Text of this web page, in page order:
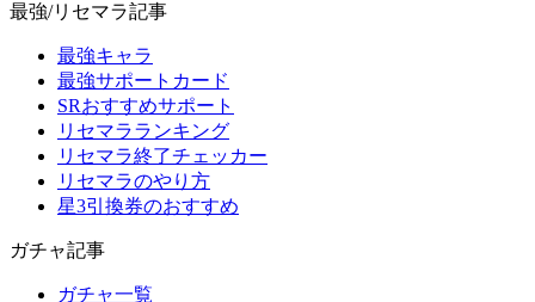
最強/リセマラ記事
最強キャラ
最強サポートカード
SRおすすめサポート
リセマラランキング
リセマラ終了チェッカー
リセマラのやり方
星3引換券のおすすめ
ガチャ記事
ガチャ一覧